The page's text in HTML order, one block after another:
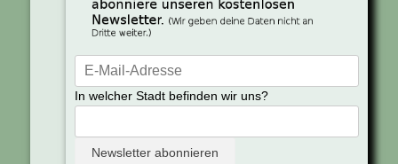
In welcher Stadt befinden wir uns?